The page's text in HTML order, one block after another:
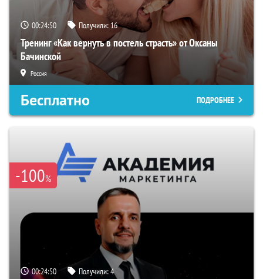
00:24:49 Получили:16
Тренинг «Как вернуть в постель страсть» от Оксаны
Бачинской
Россия
Бесплатно ПОДРОБНЕЕ
-100%
00:24:49 Получили:4